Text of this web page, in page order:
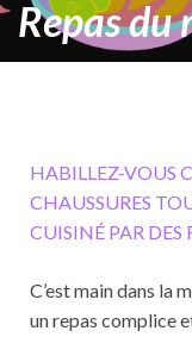
Repas du
HABILLEZ-VOUS
CHAUSSURES
CUISINÉ PAR DES
C’est main dans la
un repas complice